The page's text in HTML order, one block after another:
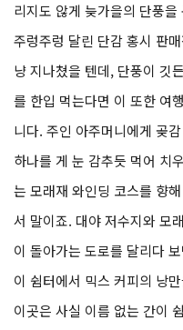
리지도 않게 늦가을의 단풍
주렁주렁 달린 단감 홍시 판
냥 지나쳤을 텐데, 단풍이 깃
를 한입 먹는다면 이 또한 여
니다. 주인 아주머니에게 곶
하나를 게 눈 감추듯 먹어 치
는 모래재 와인딩 코스를 향
서 말이죠. 대야 저수지와 모
이 돌아가는 도로를 달리다
이 쉼터에서 믹스 커피의 낭
이곳은 사실 이름 없는 간이